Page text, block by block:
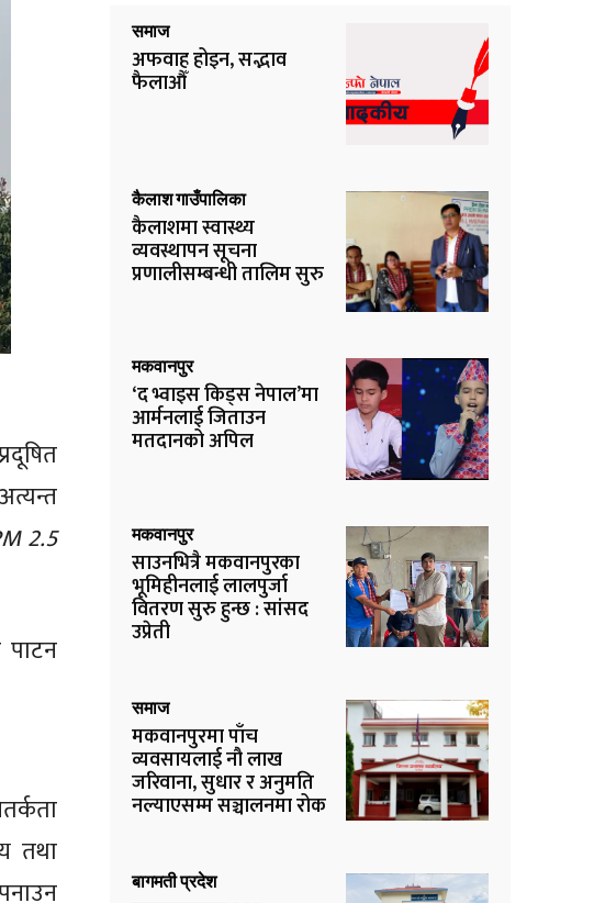
2.5
तथा
समाज
अफवाह होइन, सद्भाव
फैलाऔँ
कैलाश गाउँपालिका
कैलाशमा स्वास्थ्य
व्यवस्थापन सूचना
प्रणालीसम्बन्धी तालिम सुरु
मकवानपुर
‘द भ्वाइस किड्स नेपाल’मा
आर्मनलाई जिताउन
मतदानको अपिल
मकवानपुर
साउनभित्रै मकवानपुरका
भूमिहीनलाई लालपुर्जा
वितरण सुरु हुन्छ : सांसद
उप्रेती
समाज
मकवानपुरमा पाँच
व्यवसायलाई नौ लाख
जरिवाना, सुधार र अनुमति
नल्याएसम्म सञ्चालनमा रोक
बागमती प्रदेश